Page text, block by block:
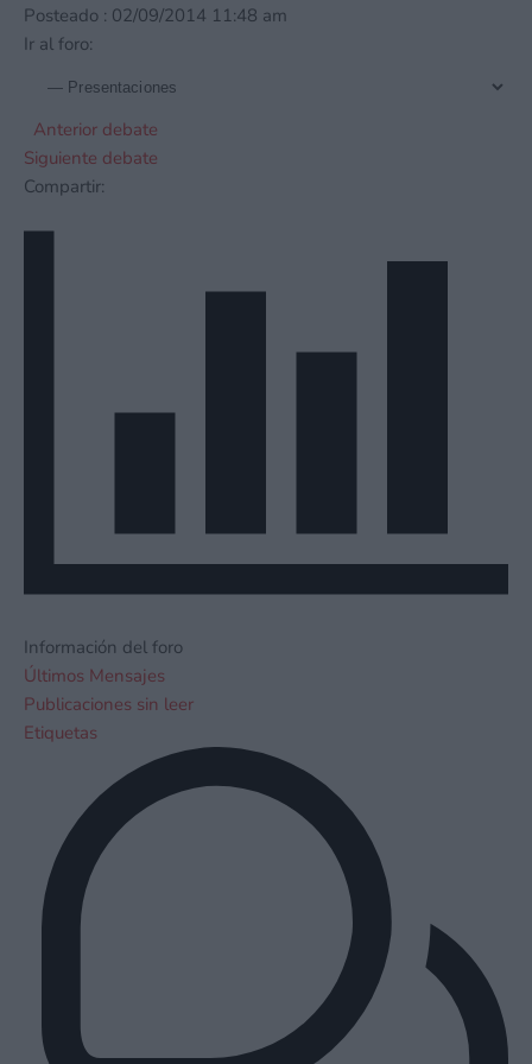
Posteado : 02/09/2014 11:48 am
Ir al foro:
Anterior debate
Siguiente debate
Compartir:
Información del foro
Últimos Mensajes
Publicaciones sin leer
Etiquetas